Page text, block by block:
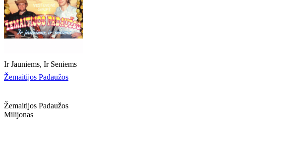
Ir Jauniems, Ir Seniems
Žemaitijos Padaužos
Žemaitijos Padaužos
Milijonas